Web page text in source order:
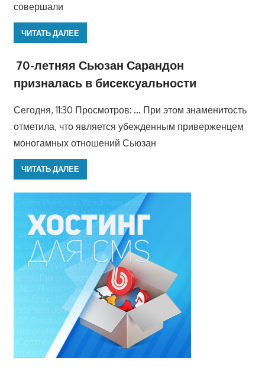
совершали
ЧИТАТЬ ДАЛЕЕ
70-летняя Сьюзан Сарандон
призналась в бисексуальности
Сегодня, 11:30 Просмотров: … При этом знаменитость
отметила, что является убежденным приверженцем
моногамных отношений Сьюзан
ЧИТАТЬ ДАЛЕЕ